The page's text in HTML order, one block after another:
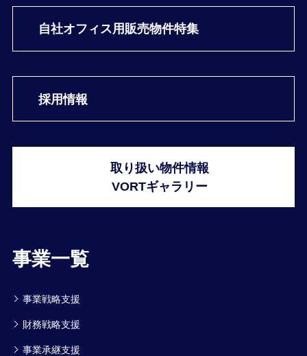
自社オフィス用販売物件特集
採用情報
事業一覧
事業戦略支援
財務戦略支援
事業承継支援
取り扱い物件情報
VORTギャラリー